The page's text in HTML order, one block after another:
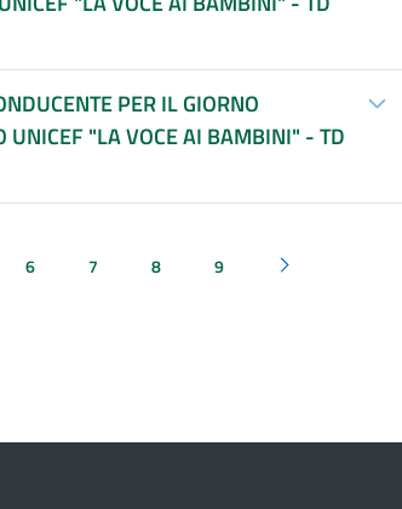
PER IL GIORNO
"LA VOCE AI BAMBINI" - TD
6 7 8 9 Pagina successiva